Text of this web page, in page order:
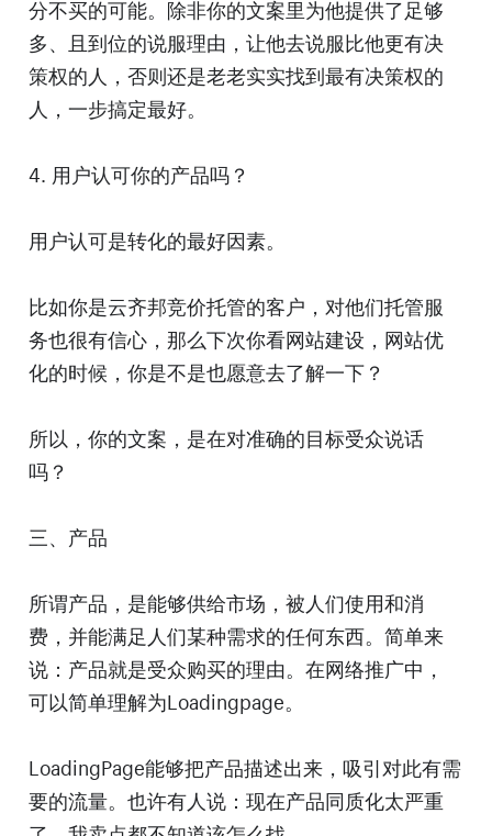
分不买的可能。除非你的文案里为他提供了足够
多、且到位的说服理由，让他去说服比他更有决
策权的人，否则还是老老实实找到最有决策权的
人，一步搞定最好。
4. 用户认可你的产品吗？
用户认可是转化的最好因素。
比如你是云齐邦竞价托管的客户，对他们托管服
务也很有信心，那么下次你看网站建设，网站优
化的时候，你是不是也愿意去了解一下？
所以，你的文案，是在对准确的目标受众说话
吗？
三、产品
所谓产品，是能够供给市场，被人们使用和消
费，并能满足人们某种需求的任何东西。简单来
说：产品就是受众购买的理由。在网络推广中，
可以简单理解为Loadingpage。
LoadingPage能够把产品描述出来，吸引对此有需
要的流量。也许有人说：现在产品同质化太严重